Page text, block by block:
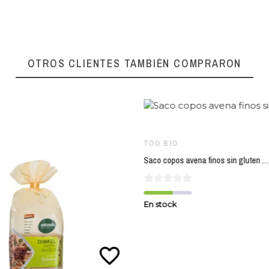
OTROS CLIENTES TAMBIÉN COMPRARON
favorite_border
Saco copos avena finos sin gluten TOO BIO 5 kg